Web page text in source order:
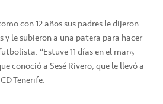
con 12 años sus padres le dijeron
y le subieron a una patera para hacer
“Estuve 11 días en el mar”,
conoció a Sesé Rivero, que le llevó a
Tenerife.